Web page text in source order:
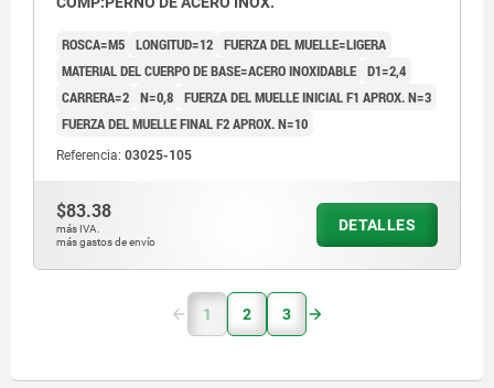
ROSCA=M5 LONGITUD=12 FUERZA DEL MUELLE=LIGERA
MATERIAL DEL CUERPO DE BASE=ACERO INOXIDABLE D1=2,4
CARRERA=2 N=0,8 FUERZA DEL MUELLE INICIAL F1 APROX. N=3
FUERZA DEL MUELLE FINAL F2 APROX. N=10
Referencia: 03025-105
$83.38
más IVA.
más gastos de envío
DETALLES
1 2 3